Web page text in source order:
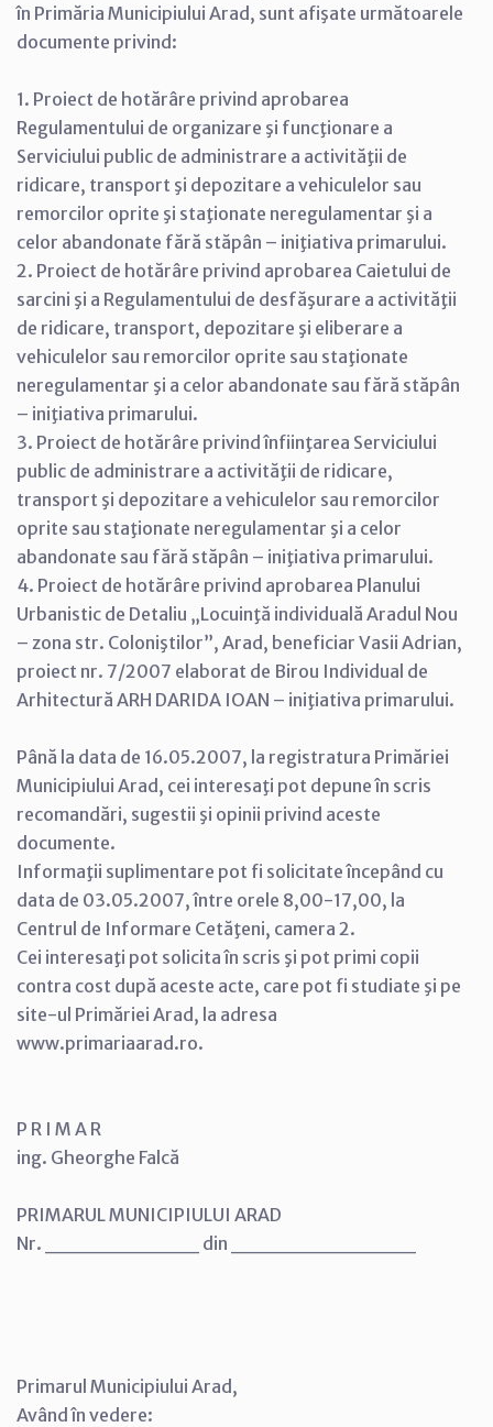
în Primăria Municipiului Arad, sunt afişate următoarele
documente privind:
1. Proiect de hotărâre privind aprobarea
Regulamentului de organizare şi funcţionare a
Serviciului public de administrare a activităţii de
ridicare, transport şi depozitare a vehiculelor sau
remorcilor oprite şi staţionate neregulamentar şi a
celor abandonate fără stăpân – iniţiativa primarului.
2. Proiect de hotărâre privind aprobarea Caietului de
sarcini şi a Regulamentului de desfăşurare a activităţii
de ridicare, transport, depozitare şi eliberare a
vehiculelor sau remorcilor oprite sau staţionate
neregulamentar şi a celor abandonate sau fără stăpân
– iniţiativa primarului.
3. Proiect de hotărâre privind înfiinţarea Serviciului
public de administrare a activităţii de ridicare,
transport şi depozitare a vehiculelor sau remorcilor
oprite sau staţionate neregulamentar şi a celor
abandonate sau fără stăpân – iniţiativa primarului.
4. Proiect de hotărâre privind aprobarea Planului
Urbanistic de Detaliu „Locuinţă individuală Aradul Nou
– zona str. Coloniştilor”, Arad, beneficiar Vasii Adrian,
proiect nr. 7/2007 elaborat de Birou Individual de
Arhitectură ARH DARIDA IOAN – iniţiativa primarului.
Până la data de 16.05.2007, la registratura Primăriei
Municipiului Arad, cei interesaţi pot depune în scris
recomandări, sugestii şi opinii privind aceste
documente.
Informaţii suplimentare pot fi solicitate începând cu
data de 03.05.2007, între orele 8,00-17,00, la
Centrul de Informare Cetăţeni, camera 2.
Cei interesaţi pot solicita în scris şi pot primi copii
contra cost după aceste acte, care pot fi studiate şi pe
site-ul Primăriei Arad, la adresa
www.primariaarad.ro.
P R I M A R
ing. Gheorghe Falcă
PRIMARUL MUNICIPIULUI ARAD
Nr. __________ din ____________
Primarul Municipiului Arad,
Având în vedere: